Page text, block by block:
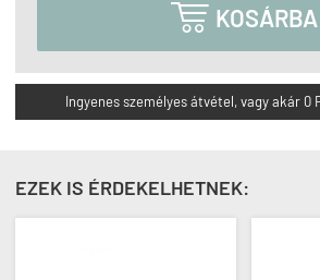
 KOSÁRBA
Ingyenes személyes átvétel, vagy akár 0
EZEK IS ÉRDEKELHETNEK: